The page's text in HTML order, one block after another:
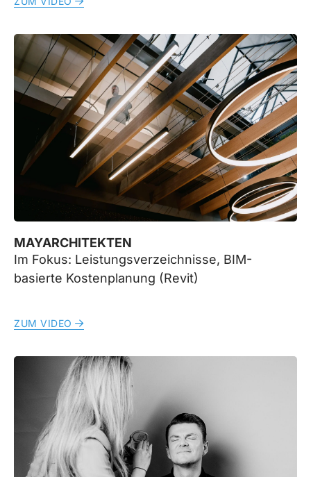
MAYARCHITEKTEN
Im Fokus: Leistungsverzeichnisse, BIM-
basierte Kostenplanung (Revit)
ZUM VIDEO